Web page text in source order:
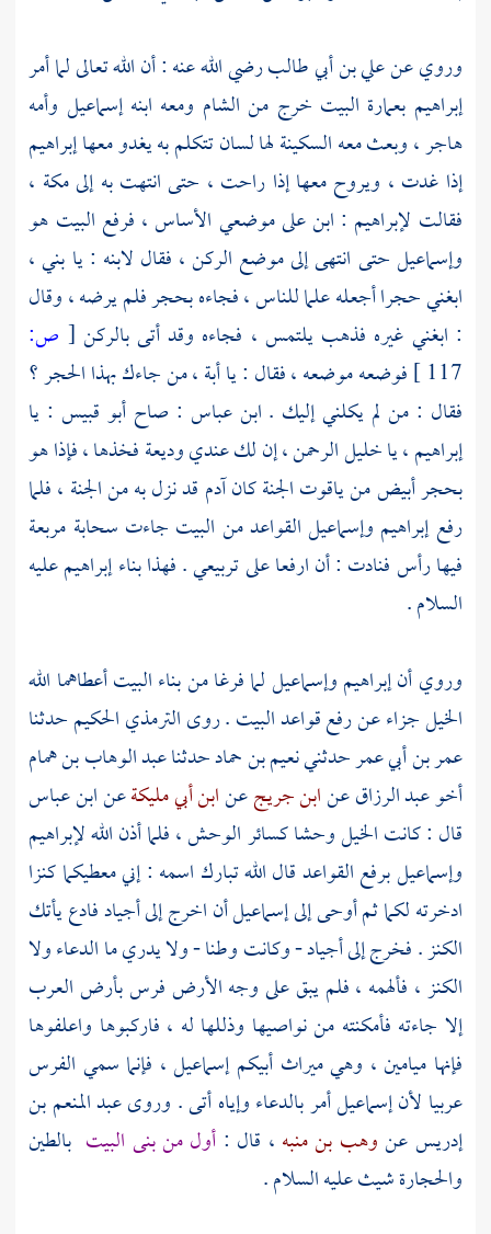
وروي عنعلي بن أبي طالبرضي الله عنه : أن الله تعالى لما أمر
إبراهيم بعمارة البيت خرج من الشام ومعه ابنهإسماعيل وأمه
هاجر، وبعث معه السكينة لها لسان تتكلم به يغدو معهاإبراهيم
إذا غدت ، ويروح معها إذا راحت ، حتى انتهت به إلىمكة ،
فقالت لإبراهيم : ابن على موضعي الأساس ، فرفع البيت هو
وإسماعيلحتى انتهى إلى موضع الركن ، فقال لابنه : يا بني ،
ابغني حجرا أجعله علما للناس ، فجاءه بحجر فلم يرضه ، وقال
: ابغني غيره فذهب يلتمس ، فجاءه وقد أتى بالركن [ ص:
117 ] فوضعه موضعه ، فقال : يا أبة ، من جاءك بهذا الحجر ؟
فقال : من لم يكلني إليك . ابن عباس : صاحأبو قبيس : يا
إبراهيم، يا خليل الرحمن ، إن لك عندي وديعة فخذها ، فإذا هو
بحجر أبيض من ياقوت الجنة كانآدم قد نزل به من الجنة ، فلما
رفعإبراهيم وإسماعيلالقواعد من البيت جاءت سحابة مربعة
فيها رأس فنادت : أن ارفعا على تربيعي . فهذا بناءإبراهيمعليه
السلام .
وروي أنإبراهيموإسماعيللما فرغا من بناءالبيتأعطاهما الله
الخيل جزاء عن رفع قواعد البيت . روى الترمذي الحكيم حدثنا
عمر بن أبي عمرحدثنينعيم بن حمادحدثناعبد الوهاب بن همام
أخو عبد الرزاقعنابن جريجعنابن أبي مليكةعنابن عباس
قال : كانت الخيل وحشا كسائر الوحش ، فلما أذن اللهلإبراهيم
وإسماعيلبرفع القواعد قال الله تبارك اسمه : إني معطيكما كنزا
ادخرته لكما ثم أوحى إلىإسماعيلأن اخرج إلى أجياد فادع يأتك
الكنز . فخرج إلى أجياد - وكانت وطنا - ولا يدري ما الدعاء ولا
الكنز ، فألهمه ، فلم يبق على وجه الأرض فرس بأرض العرب
إلا جاءته فأمكنته من نواصيها وذللها له ، فاركبوها واعلفوها
فإنها ميامين ، وهي ميراث أبيكمإسماعيل، فإنما سمي الفرس
عربيا لأنإسماعيلأمر بالدعاء وإياه أتى . وروىعبد المنعم بن
إدريسعنوهب بن منبه ، قال : أول من بنى البيت بالطين
والحجارةشيثعليه السلام .